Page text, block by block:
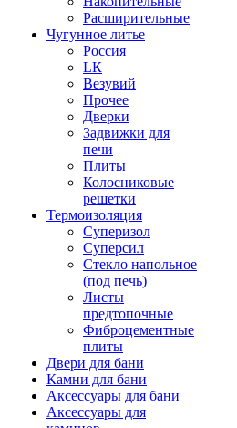
Расширительные
Чугунное литье
Россия
LК
Везувий
Прочее
Дверки
Задвижки для
печи
Плиты
Колосниковые
решетки
Термоизоляция
Суперизол
Суперсил
Стекло напольное
(под печь)
Листы
предтопочные
Фиброцементные
плиты
Двери для бани
Камни для бани
Аксессуары для бани
Аксессуары для